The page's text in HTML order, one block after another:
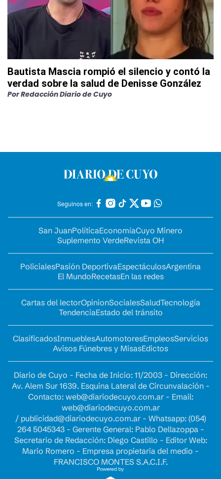
Bautista Mascia rompió el silencio y contó la
verdad sobre la salud de Denisse González
PorRedacción Diario de Cuyo
Seguinos en:
San JuanPolíticaEconomíaCuyo Minero
Suplemento VerdeRevista OH
PolicialesPasión DeportivaEspectáculosArgentina
El MundoRecetasEn las redes
Cartas del lectorOpinionSocialesSaludTecnología
TendenciaEstado del tránsito
ClasificadosInmueblesAutomotoresEmpleosServicios
Avisos Fúnebres y MisasEdictos
Diario de Cuyo - Fecha de Inicio: 11/2003 - Dirección:
Av. Alem Sur 1639. Esquina Lateral de Circunvalación -
Contacto: web@diariodecuyo.com.ar- Email:
web@diariodecuyo.com.ar
/ publicidad@diariodecuyo.com.ar- Whatsapp: (054)
264 5045343 - Gerente General: Pablo Dellazoppa -
Secretario de Redacción: Diego Castillo - Editor Web:
Mario Romero - Empresa propietaria del medio -
FRANCISCO MONTES S.A.C.I.F.